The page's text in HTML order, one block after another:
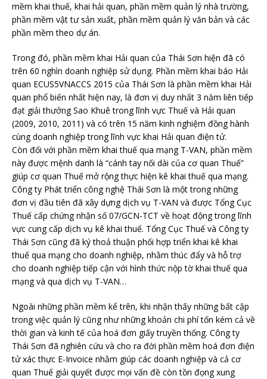
mềm khai thuế, khai hải quan, phần mềm quản lý nhà trường,
phần mềm vật tư sản xuất, phần mềm quản lý văn bản và các
phần mềm theo dự án.
Trong đó, phần mềm khai Hải quan của Thái Sơn hiện đã có
trên 60 nghìn doanh nghiệp sử dụng. Phần mềm khai báo Hải
quan ECUS5VNACCS 2015 của Thái Sơn là phần mềm khai Hải
quan phổ biến nhất hiện nay, là đơn vị duy nhất 3 năm liên tiếp
đạt giải thưởng Sao Khuê trong lĩnh vực Thuế và Hải quan
(2009, 2010, 2011) và có trên 15 năm kinh nghiệm đồng hành
cùng doanh nghiệp trong lĩnh vực khai Hải quan điện tử.
Còn đối với phần mềm khai thuế qua mạng T-VAN, phần mềm
này được mệnh danh là “cánh tay nối dài của cơ quan Thuế”
giúp cơ quan Thuế mở rộng thực hiện kê khai thuế qua mạng.
Công ty Phát triển công nghệ Thái Sơn là một trong những
đơn vị đầu tiên đã xây dựng dịch vụ T-VAN và được Tổng Cục
Thuế cấp chứng nhận số 07/GCN-TCT về hoạt động trong lĩnh
vực cung cấp dịch vụ kê khai thuế. Tổng Cục Thuế và Công ty
Thái Sơn cũng đã ký thoả thuận phối hợp triển khai kê khai
thuế qua mạng cho doanh nghiệp, nhằm thúc đẩy và hỗ trợ
cho doanh nghiệp tiếp cận với hình thức nộp tờ khai thuế qua
mạng và qua dịch vụ T-VAN…
Ngoài những phần mềm kể trên, khi nhận thấy những bất cập
trong việc quản lý cũng như những khoản chi phí tốn kém cả về
thời gian và kinh tế của hoá đơn giấy truyền thống. Công ty
Thái Sơn đã nghiên cứu và cho ra đời phần mềm hoá đơn điện
tử xác thực E-Invoice nhằm giúp các doanh nghiệp và cả cơ
quan Thuế giải quyết được mọi vấn đề còn tồn đọng xung